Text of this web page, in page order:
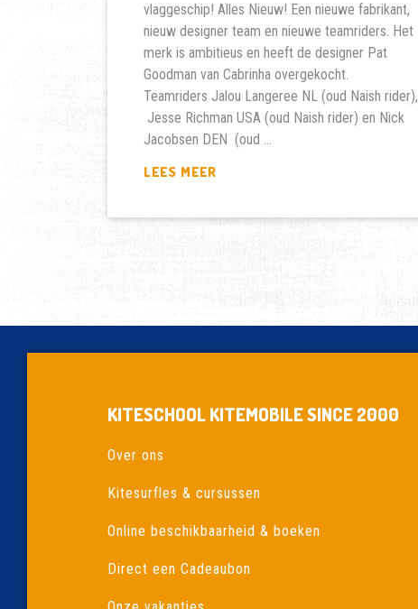
vlaggeschip! Alles Nieuw! Een nieuwe fabrikant,
nieuw designer team en nieuwe teamriders. Het
merk is ambitieus en heeft de designer Pat
Goodman van Cabrinha overgekocht.
Teamriders Jalou Langeree NL (oud Naish rider),
Jesse Richman USA (oud Naish rider) en Nick
Jacobsen DEN (oud …
LEES MEERNORTH
CABRINHA
SWITCHBLADE
DUOTONE
REBEL
KITESCHOOL KITEMOBILE SINCE 2000
Over ons
Kitesurfles & cursussen
Online beschikbaarheid & boeken
Direct een Cadeaubon